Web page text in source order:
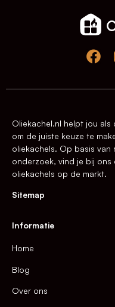
Oliekachel.nl helpt jou als
om de juiste keuze te
oliekachels. Op basis van
onderzoek, vind je bij ons
oliekachels op de markt.
Sitemap
Informatie
Home
Blog
Over ons